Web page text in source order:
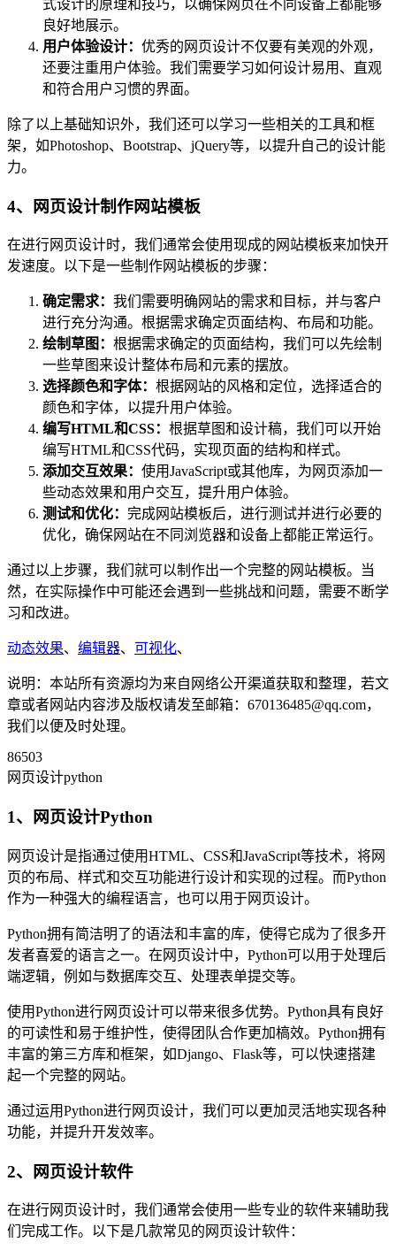
式设计的原理和技巧，以确保网页在不同设备上都能够
良好地展示。
用户体验设计： 优秀的网页设计不仅要有美观的外观，
还要注重用户体验。我们需要学习如何设计易用、直观
和符合用户习惯的界面。
除了以上基础知识外，我们还可以学习一些相关的工具和框
架，如Photoshop、Bootstrap、jQuery等，以提升自己的设计能
力。
4、网页设计制作网站模板
在进行网页设计时，我们通常会使用现成的网站模板来加快开
发速度。以下是一些制作网站模板的步骤：
确定需求： 我们需要明确网站的需求和目标，并与客户
进行充分沟通。根据需求确定页面结构、布局和功能。
绘制草图： 根据需求确定的页面结构，我们可以先绘制
一些草图来设计整体布局和元素的摆放。
选择颜色和字体： 根据网站的风格和定位，选择适合的
颜色和字体，以提升用户体验。
编写HTML和CSS： 根据草图和设计稿，我们可以开始
编写HTML和CSS代码，实现页面的结构和样式。
添加交互效果： 使用JavaScript或其他库，为网页添加一
些动态效果和用户交互，提升用户体验。
测试和优化： 完成网站模板后，进行测试并进行必要的
优化，确保网站在不同浏览器和设备上都能正常运行。
通过以上步骤，我们就可以制作出一个完整的网站模板。当
然，在实际操作中可能还会遇到一些挑战和问题，需要不断学
习和改进。
动态效果、 编辑器、 可视化、
说明：本站所有资源均为来自网络公开渠道获取和整理，若文
章或者网站内容涉及版权请发至邮箱：670136485@qq.com，
我们以便及时处理。
86503
网页设计python
1、网页设计Python
网页设计是指通过使用HTML、CSS和JavaScript等技术，将网
页的布局、样式和交互功能进行设计和实现的过程。而Python
作为一种强大的编程语言，也可以用于网页设计。
Python拥有简洁明了的语法和丰富的库，使得它成为了很多开
发者喜爱的语言之一。在网页设计中，Python可以用于处理后
端逻辑，例如与数据库交互、处理表单提交等。
使用Python进行网页设计可以带来很多优势。Python具有良好
的可读性和易于维护性，使得团队合作更加槁效。Python拥有
丰富的第三方库和框架，如Django、Flask等，可以快速搭建
起一个完整的网站。
通过运用Python进行网页设计，我们可以更加灵活地实现各种
功能，并提升开发效率。
2、网页设计软件
在进行网页设计时，我们通常会使用一些专业的软件来辅助我
们完成工作。以下是几款常见的网页设计软件：